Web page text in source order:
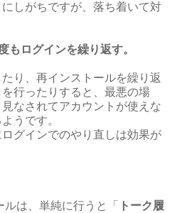
しがちですが、落ち着いて対
もログインを繰り返す。
り、再インストールを繰り返
行ったりすると、最悪の場
見なされてアカウントが使えな
うです。
グインでのやり直しは効果が
は、単純に行うと「
トーク履